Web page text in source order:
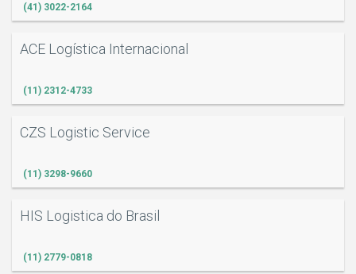
(41) 3022-2164
ACE Logística Internacional
(11) 2312-4733
CZS Logistic Service
(11) 3298-9660
HIS Logistica do Brasil
(11) 2779-0818